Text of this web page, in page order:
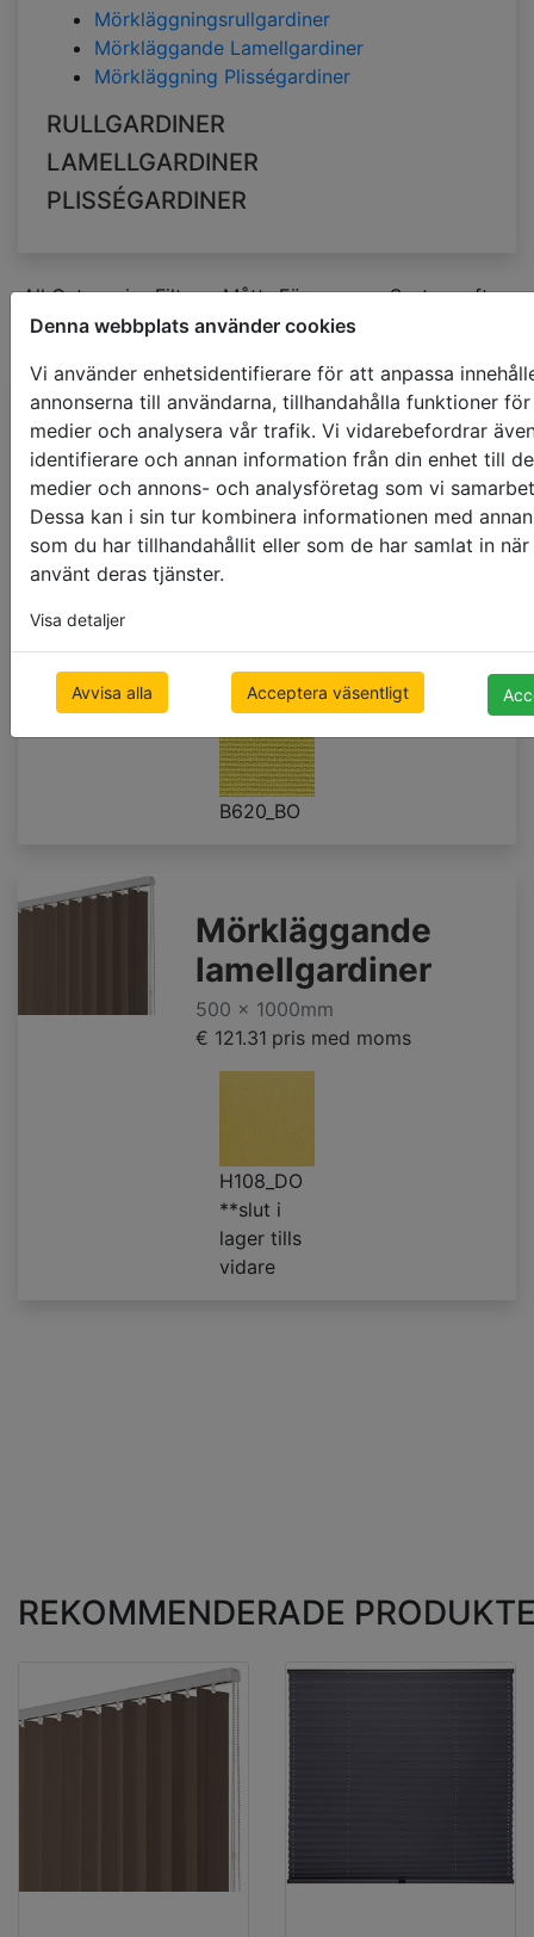
Denna webbplats använder cookies
Vi använder enhetsidentifierare för att anpassa
annonserna till användarna, tillhandahålla funktioner
medier och analysera vår trafik. Vi vidarebefordrar
identifierare och annan information från din enhet till
medier och annons- och analysföretag som vi
Dessa kan i sin tur kombinera informationen med
som du har tillhandahållit eller som de har samlat in
använt deras tjänster.
Visa detaljer
Avvisa alla Acceptera väsentligt
Mörkläggningsrullgardiner
Mörkläggande Lamellgardiner
Mörkläggning Plisségardiner
RULLGARDINER
LAMELLGARDINER
PLISSÉGARDINER
All Categories Filtrera Mått Färg
Sortera efter
MÖRKLÄGGNINGSGARDINER
500 x 1000mm
€ 55.23
pris med moms
B619_BO B621_BO B658_BO_DO
B620_BO
Mörkläggande
lamellgardiner
500 x 1000mm
€ 121.31 pris med moms
H108_DO
**slut i
lager tills
vidare
REKOMMENDERADE